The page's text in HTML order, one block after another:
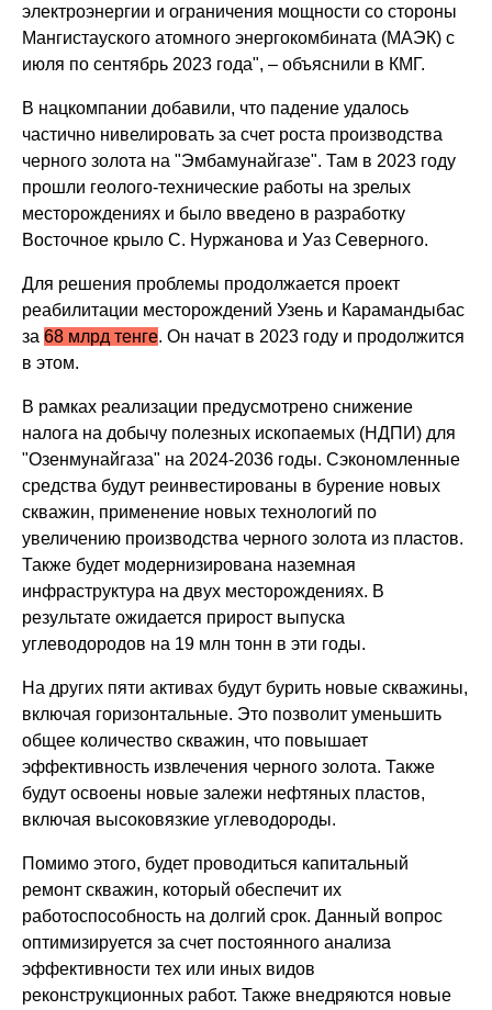
электроэнергии и ограничения мощности со стороны
Мангистауского атомного энергокомбината (МАЭК) с
июля по сентябрь 2023 года", – объяснили в КМГ.
В нацкомпании добавили, что падение удалось
частично нивелировать за счет роста производства
черного золота на "Эмбамунайгазе". Там в 2023 году
прошли геолого-технические работы на зрелых
месторождениях и было введено в разработку
Восточное крыло С. Нуржанова и Уаз Северного.
Для решения проблемы продолжается проект
реабилитации месторождений Узень и Карамандыбас
за68 млрд тенге. Он начат в 2023 году и продолжится
в этом.
В рамках реализации предусмотрено снижение
налога на добычу полезных ископаемых (НДПИ) для
"Озенмунайгаза" на 2024-2036 годы. Сэкономленные
средства будут реинвестированы в бурение новых
скважин, применение новых технологий по
увеличению производства черного золота из пластов.
Также будет модернизирована наземная
инфраструктура на двух месторождениях. В
результате ожидается прирост выпуска
углеводородов на 19 млн тонн в эти годы.
На других пяти активах будут бурить новые скважины,
включая горизонтальные. Это позволит уменьшить
общее количество скважин, что повышает
эффективность извлечения черного золота. Также
будут освоены новые залежи нефтяных пластов,
включая высоковязкие углеводороды.
Помимо этого, будет проводиться капитальный
ремонт скважин, который обеспечит их
работоспособность на долгий срок. Данный вопрос
оптимизируется за счет постоянного анализа
эффективности тех или иных видов
реконструкционных работ. Также внедряются новые